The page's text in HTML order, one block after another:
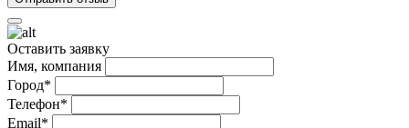
Оставить заявку
Имя, компания
Город*
Телефон*
Email*